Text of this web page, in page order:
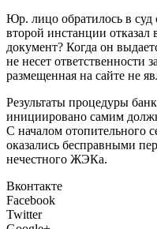
Юр. лицо обратилось в суд
второй инстанции
документ? Когда он
не несет
размещенная на сайте не
Результаты процедуры
инициировано самим
С началом отопительного
оказались бесправными
нечестного ЖЭКа.
Вконтакте
Facebook
Twitter